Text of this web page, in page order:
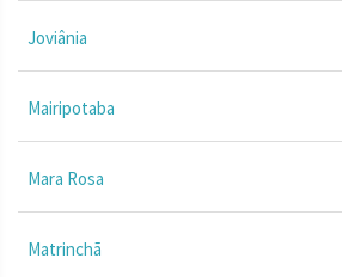
Joviânia
Mairipotaba
Mara Rosa
Matrinchã